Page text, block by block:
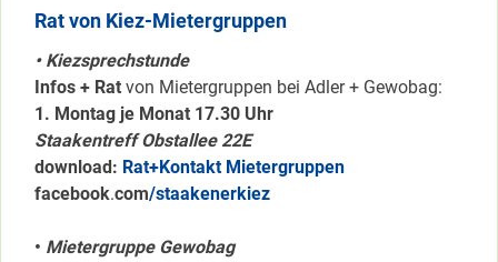
Rat von Kiez-Mietergruppen
• Kiezsprechstunde
Infos + Rat von Mietergruppen bei Adler + Gewobag:
1. Montag je Monat 17.30 Uhr
Staakentreff Obstallee 22E
download: Rat+Kontakt Mietergruppen
facebook.com/staakenerkiez
• Mietergruppe Gewobag